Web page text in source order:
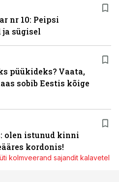
nr 10: Peipsi
sügisel
püükideks? Vaata,
sobib Eestis kõige
olen istunud kinni
kordonis!
kolmveerand sajandit kalavetel